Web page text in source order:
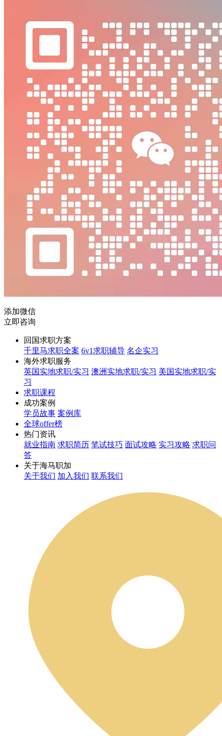
添加微信
立即咨询
回国求职方案
千里马求职全案 6v1求职辅导 名企实习
海外求职服务
英国实地求职/实习 澳洲实地求职/实习 美国实地求职/实
习
求职课程
成功案例
学员故事 案例库
全球offer榜
热门资讯
就业指南 求职简历 笔试技巧 面试攻略 实习攻略 求职问
答
关于海马职加
关于我们 加入我们 联系我们